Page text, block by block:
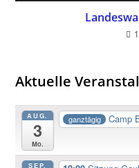
Aktuelle
AUG.
3
Mo.
ganztägig Camp
SEP.